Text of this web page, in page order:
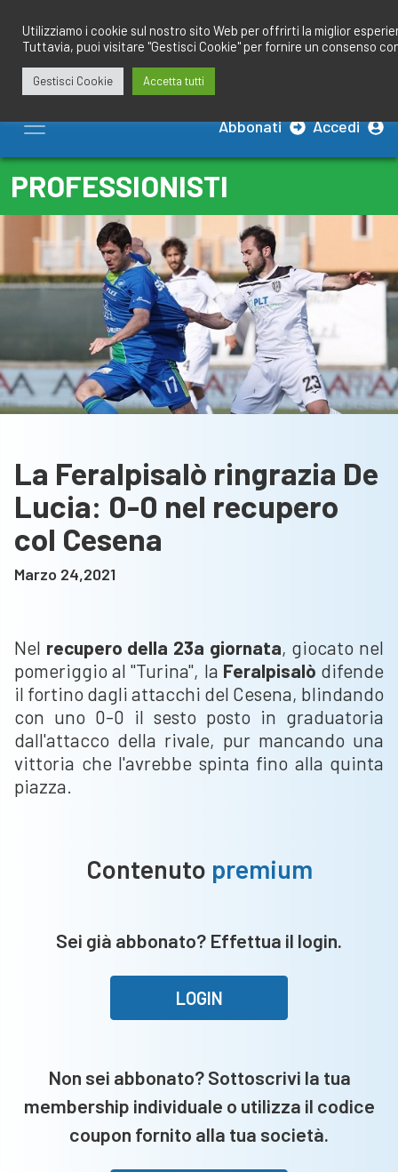
contenuto
Abbonati Accedi
PROFESSIONISTI
La Feralpisalò ringrazia De
Lucia: 0-0 nel recupero
col Cesena
Marzo 24,2021
Nel recupero della 23a giornata, giocato nel
pomeriggio al "Turina", la Feralpisalò difende
il fortino dagli attacchi del Cesena, blindando
con uno 0-0 il sesto posto in graduatoria
dall'attacco della rivale, pur mancando una
vittoria che l'avrebbe spinta fino alla quinta
piazza.
Contenuto premium
Sei già abbonato? Effettua il login.
LOGIN
Non sei abbonato? Sottoscrivi la tua
membership individuale o utilizza il codice
coupon fornito alla tua società.
Utilizziamo i cookie sul nostro sito Web per offrirti la miglior
Tuttavia, puoi visitare "Gestisci Cookie" per fornire un consenso
Gestisci Cookie Accetta tutti